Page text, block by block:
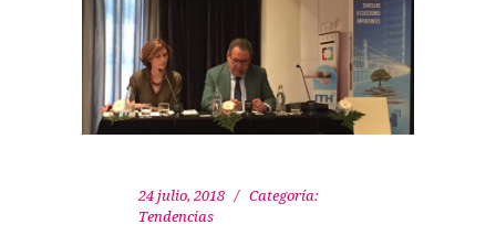
24 julio, 2018
Categoría:
Tendencias